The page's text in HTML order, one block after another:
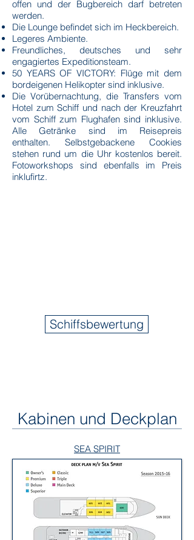
offen und der Bugbereich darf betreten
werden.
Die Lounge befindet sich im Heckbereich.
Legeres Ambiente.
Freundliches, deutsches und sehr
engagiertes Expeditionsteam.
50 YEARS OF VICTORY: Flüge mit dem
bordeigenen Helikopter sind inklusive.
Die Vorübernachtung, die Transfers vom
Hotel zum Schiff und nach der Kreuzfahrt
vom Schiff zum Flughafen sind inklusive.
Alle Getränke sind im Reisepreis
enthalten. Selbstgebackene Cookies
stehen rund um die Uhr kostenlos bereit.
Fotoworkshops sind ebenfalls im Preis
inklufirtz.
Schiffsbewertung
Kabinen und Deckplan
SEA SPIRIT